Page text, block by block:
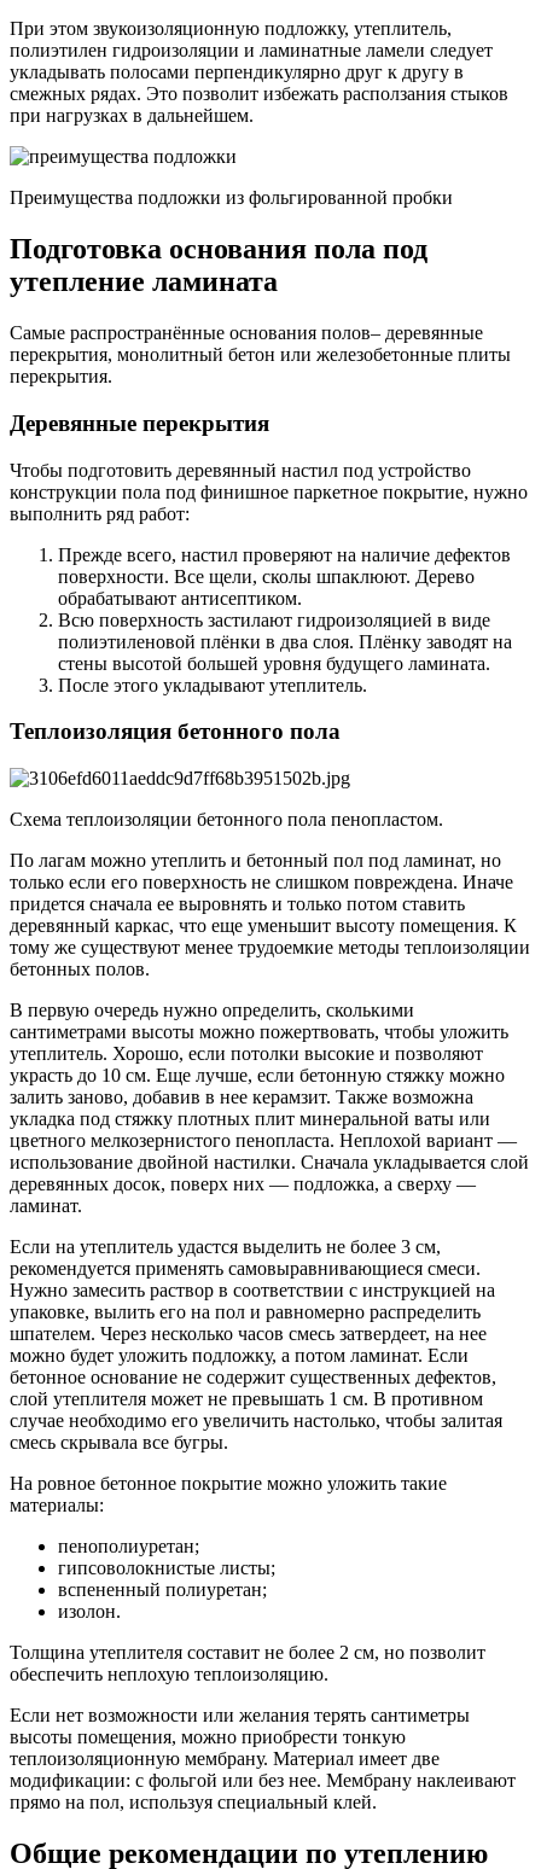
При этом звукоизоляционную подложку, утеплитель,
полиэтилен гидроизоляции и ламинатные ламели следует
укладывать полосами перпендикулярно друг к другу в
смежных рядах. Это позволит избежать расползания стыков
при нагрузках в дальнейшем.
Преимущества подложки из фольгированной пробки
Подготовка основания пола под
утепление ламината
Самые распространённые основания полов– деревянные
перекрытия, монолитный бетон или железобетонные плиты
перекрытия.
Деревянные перекрытия
Чтобы подготовить деревянный настил под устройство
конструкции пола под финишное паркетное покрытие, нужно
выполнить ряд работ:
Прежде всего, настил проверяют на наличие дефектов
поверхности. Все щели, сколы шпаклюют. Дерево
обрабатывают антисептиком.
Всю поверхность застилают гидроизоляцией в виде
полиэтиленовой плёнки в два слоя. Плёнку заводят на
стены высотой большей уровня будущего ламината.
После этого укладывают утеплитель.
Теплоизоляция бетонного пола
Схема теплоизоляции бетонного пола пенопластом.
По лагам можно утеплить и бетонный пол под ламинат, но
только если его поверхность не слишком повреждена. Иначе
придется сначала ее выровнять и только потом ставить
деревянный каркас, что еще уменьшит высоту помещения. К
тому же существуют менее трудоемкие методы теплоизоляции
бетонных полов.
В первую очередь нужно определить, сколькими
сантиметрами высоты можно пожертвовать, чтобы уложить
утеплитель. Хорошо, если потолки высокие и позволяют
украсть до 10 см. Еще лучше, если бетонную стяжку можно
залить заново, добавив в нее керамзит. Также возможна
укладка под стяжку плотных плит минеральной ваты или
цветного мелкозернистого пенопласта. Неплохой вариант —
использование двойной настилки. Сначала укладывается слой
деревянных досок, поверх них — подложка, а сверху —
ламинат.
Если на утеплитель удастся выделить не более 3 см,
рекомендуется применять самовыравнивающиеся смеси.
Нужно замесить раствор в соответствии с инструкцией на
упаковке, вылить его на пол и равномерно распределить
шпателем. Через несколько часов смесь затвердеет, на нее
можно будет уложить подложку, а потом ламинат. Если
бетонное основание не содержит существенных дефектов,
слой утеплителя может не превышать 1 см. В противном
случае необходимо его увеличить настолько, чтобы залитая
смесь скрывала все бугры.
На ровное бетонное покрытие можно уложить такие
материалы:
пенополиуретан;
гипсоволокнистые листы;
вспененный полиуретан;
изолон.
Толщина утеплителя составит не более 2 см, но позволит
обеспечить неплохую теплоизоляцию.
Если нет возможности или желания терять сантиметры
высоты помещения, можно приобрести тонкую
теплоизоляционную мембрану. Материал имеет две
модификации: с фольгой или без нее. Мембрану наклеивают
прямо на пол, используя специальный клей.
Общие рекомендации по утеплению